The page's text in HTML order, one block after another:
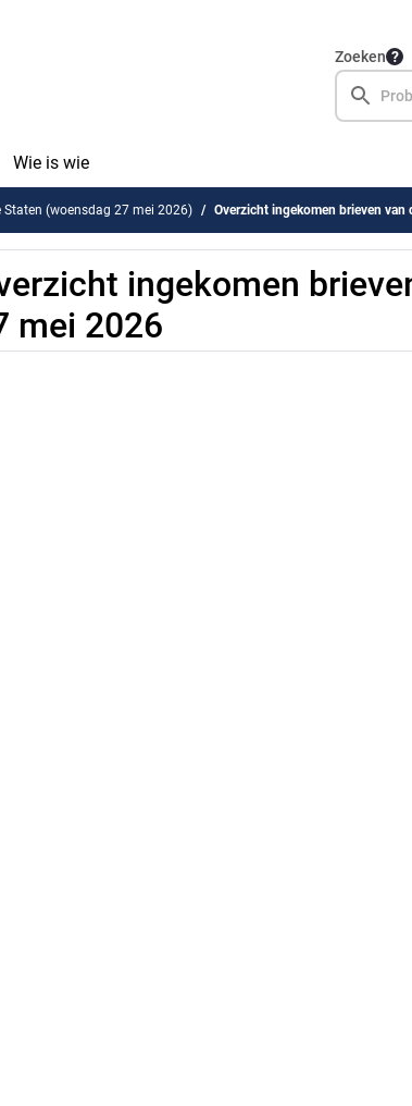
Zoeken
Wie is wie
Staten (woensdag 27 mei 2026) Overzicht ingekomen brieven van
ingekomen
mei 2026